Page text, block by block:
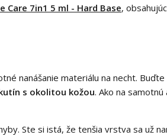
Care 7in1 5 ml - Hard Base,
nanášanie materiálu na necht.
s okolitou kožou. Ako na samotnú
Ste si istá, že tenšia vrstva sa už